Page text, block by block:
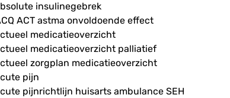
insulinegebrek
ACT astma onvoldoende effect
medicatieoverzicht
medicatieoverzicht palliatief
zorgplan medicatieoverzicht
pijn
pijnrichtlijn huisarts ambulance SEH